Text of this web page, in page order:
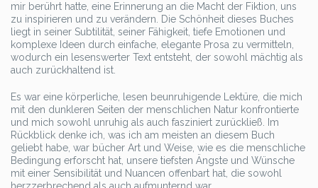
mir berührt hatte, eine Erinnerung an die Macht der Fiktion, uns
zu inspirieren und zu verändern. Die Schönheit dieses Buches
liegt in seiner Subtilität, seiner Fähigkeit, tiefe Emotionen und
komplexe Ideen durch einfache, elegante Prosa zu vermitteln,
wodurch ein lesenswerter Text entsteht, der sowohl mächtig als
auch zurückhaltend ist.
Es war eine körperliche, lesen beunruhigende Lektüre, die mich
mit den dunkleren Seiten der menschlichen Natur konfrontierte
und mich sowohl unruhig als auch fasziniert zurückließ. Im
Rückblick denke ich, was ich am meisten an diesem Buch
geliebt habe, war bücher Art und Weise, wie es die menschliche
Bedingung erforscht hat, unsere tiefsten Ängste und Wünsche
mit einer Sensibilität und Nuancen offenbart hat, die sowohl